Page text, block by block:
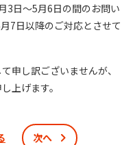
3日～5月6日の間のお問い
7日以降のご対応とさせて
申し訳ございませんが、
上げます。
次へ